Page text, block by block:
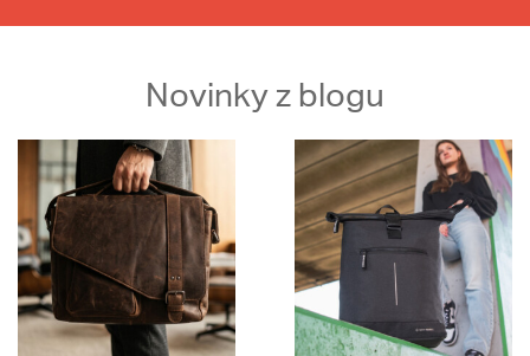
Novinky z blogu